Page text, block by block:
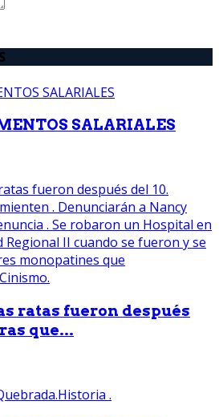
SALARIALES
ratas fueron después
que...